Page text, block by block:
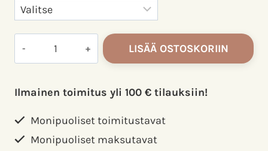
10mm
30kpl/pkk
määrä
LISÄÄ OSTOSKORIIN
Ilmainen toimitus yli 100 € tilauksiin!
Monipuoliset toimitustavat
Monipuoliset maksutavat